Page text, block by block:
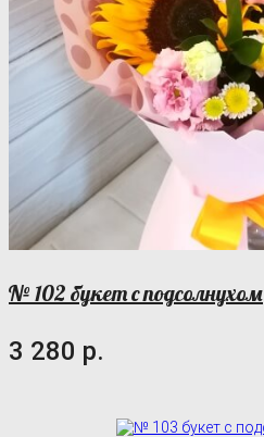
№ 102 букет с подсолнухом
3 280 р.